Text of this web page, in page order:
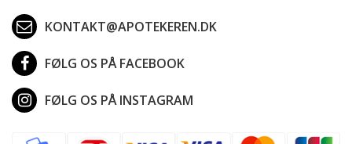
KONTAKT@APOTEKEREN.DK
FØLG OS PÅ FACEBOOK
FØLG OS PÅ INSTAGRAM